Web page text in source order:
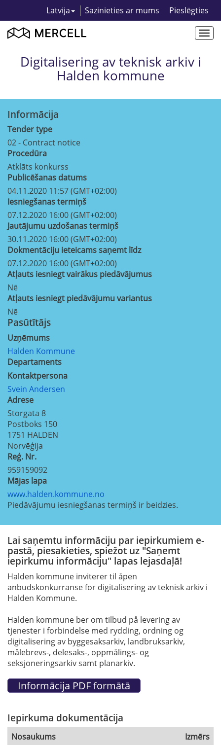
Latvija Sazinieties ar mums Pieslēgties
Digitalisering av teknisk arkiv i
Halden kommune
Informācija
Tender type
02 - Contract notice
Procedūra
Atklāts konkurss
Publicēšanas datums
04.11.2020 11:57 (GMT+02:00)
Iesniegšanas termiņš
07.12.2020 16:00 (GMT+02:00)
Jautājumu uzdošanas termiņš
30.11.2020 16:00 (GMT+02:00)
Dokmentāciju ieteicams saņemt līdz
07.12.2020 16:00 (GMT+02:00)
Atļauts iesniegt vairākus piedāvājumus
Nē
Atļauts iesniegt piedāvājumu variantus
Nē
Pasūtītājs
Uzņēmums
Halden Kommune
Departaments
Kontaktpersona
Svein Andersen
Adrese
Storgata 8
Postboks 150
1751 HALDEN
Norvēģija
Reģ. Nr.
959159092
Mājas lapa
www.halden.kommune.no
Piedāvājumu iesniegšanas termiņš ir beidzies.
Lai saņemtu informāciju par iepirkumiem e-
pastā, piesakieties, spiežot uz "Saņemt
iepirkumu informāciju" lapas lejasdaļā!
Halden kommune inviterer til åpen
anbudskonkurranse for digitalisering av teknisk arkiv i
Halden Kommune.
Halden kommune ber om tilbud på levering av
tjenester i forbindelse med rydding, ordning og
digitalisering av byggesaksarkiv, landbruksarkiv,
målebrevs-, delesaks-, oppmålings- og
seksjoneringsarkiv samt planarkiv.
Iepirkuma dokumentācija
Nosaukums
Izmērs